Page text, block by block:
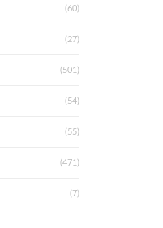
(60)
(27)
(501)
(54)
(55)
(471)
(7)